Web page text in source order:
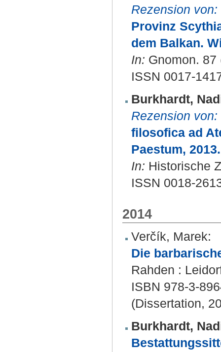
Rezension von:
Provinz
dem Balkan.
In: Gnomon. 87
ISSN 0017-
Burkhardt,
Rezension von:
filosofica ad
Paestum, 2013.
In: Historische
ISSN 0018-
2014
Verčík, Marek:
Die
Rahden :
ISBN 978-3-
(Dissertation,
Burkhardt,